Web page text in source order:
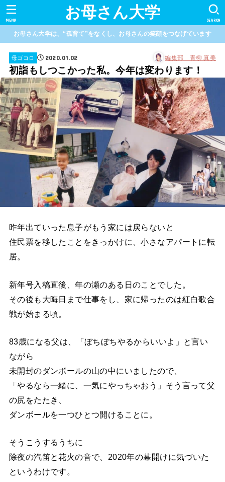
お母さん大学 SEARCH
MENU
お母さん大学は、“孤育て”をなくし、お母さんの笑顔をつなげています
母ゴコロ 2020.01.02 編集部 青柳 真美
初詣もしつこかった私。今年は変わります！
昨年出ていった息子がもう家には戻らないと
住民票を移したことをきっかけに、小さなアパートに転
居。
新年号入稿直後、年の瀬のある日のことでした。
その後も大晦日まで仕事をし、家に帰ったのは紅白歌合
戦が始まる頃。
83歳になる父は、「ぼちぼちやるからいいよ」と言い
ながら
未開封のダンボールの山の中にいましたので、
「やるなら一緒に、一気にやっちゃおう」そう言って父
の尻をたたき、
ダンボールを一つひとつ開けることに。
そうこうするうちに
除夜の汽笛と花火の音で、2020年の幕開けに気づいた
というわけです。